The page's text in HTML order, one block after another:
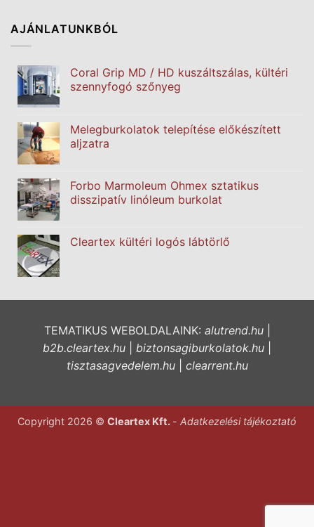
AJÁNLATUNKBÓL
Coral Grip MD / HD kuszáltszálas, kültéri
szennyfogó szőnyeg
Melegburkolatok telepítése előkészített
aljzatra
Forbo Marmoleum Ohmex sztatikus
disszipatív linóleum burkolat
Cleartex kültéri logós lábtörlő
TEMATIKUS WEBOLDALAINK: alutrend.hu|
b2b.cleartex.hu
biztonsagiburkolatok.hu
tisztasagvedelem.hu| clearrent.hu
Copyright 2026 © Cleartex Kft. - Adatkezelési tájékoztató